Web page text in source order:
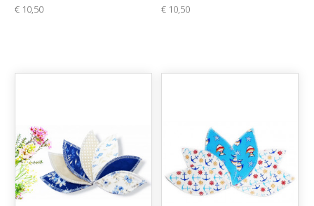
€ 10,50 € 10,50